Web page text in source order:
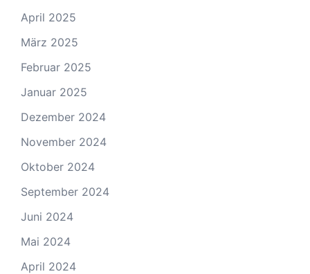
April 2025
März 2025
Februar 2025
Januar 2025
Dezember 2024
November 2024
Oktober 2024
September 2024
Juni 2024
Mai 2024
April 2024